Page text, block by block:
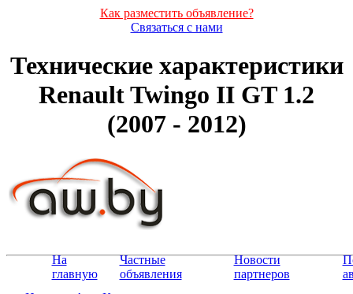
Как разместить объявление?
Связаться с нами
Технические характеристики
Renault Twingo II GT 1.2
(2007 - 2012)
На
главную
Частные
объявления
Новости
партнеров